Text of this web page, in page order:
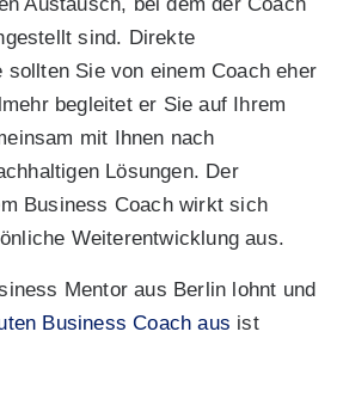
sind. Direkte
sollten Sie von einem Coach eher
begleitet er Sie auf Ihrem
mit Ihnen nach
Lösungen. Der
Business Coach wirkt sich
Weiterentwicklung aus.
Mentor aus Berlin lohnt und
Business Coach aus ist